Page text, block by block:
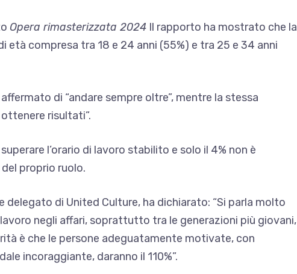
Opera rimasterizzata 2024 Il rapporto ha mostrato che la
età compresa tra 18 e 24 anni (55%) e tra 25 e 34 anni
di “andare sempre oltre”, mentre la stessa
risultati”.
l’orario di lavoro stabilito e solo il 4% non è
proprio ruolo.
di United Culture, ha dichiarato: “Si parla molto
negli affari, soprattutto tra le generazioni più giovani,
è che le persone adeguatamente motivate, con
incoraggiante, daranno il 110%”.